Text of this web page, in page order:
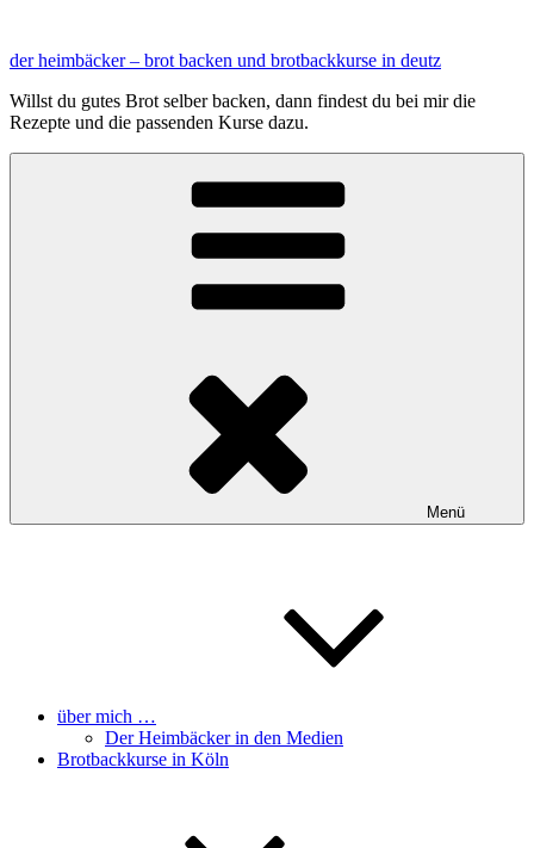
springen
der heimbäcker – brot backen und brotbackkurse in deutz
Willst du gutes Brot selber backen, dann findest du bei mir die
Rezepte und die passenden Kurse dazu.
Menü
über mich …
Der Heimbäcker in den Medien
Brotbackkurse in Köln